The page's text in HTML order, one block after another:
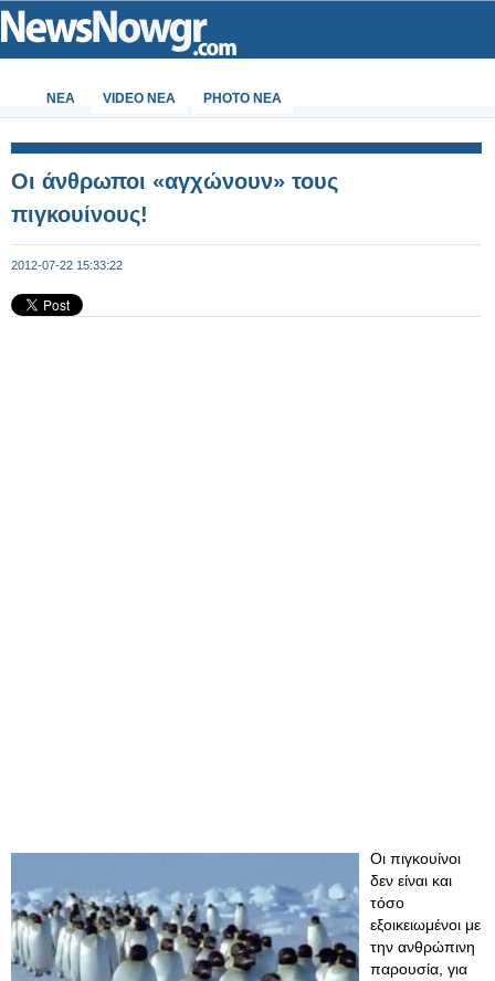
ΝΕΑ VIDEO NEA PHOTO NEA
Οι άνθρωποι «αγχώνουν» τους
πιγκουίνους!
2012-07-22 15:33:22
Οι πιγκουίνοι
δεν είναι και
τόσο
εξοικειωμένοι με
την ανθρώπινη
παρουσία, για